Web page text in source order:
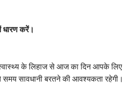
धारण करें।
के लिहाज से आज का दिन आपके लिए
सावधानी बरतने की आवश्यकता